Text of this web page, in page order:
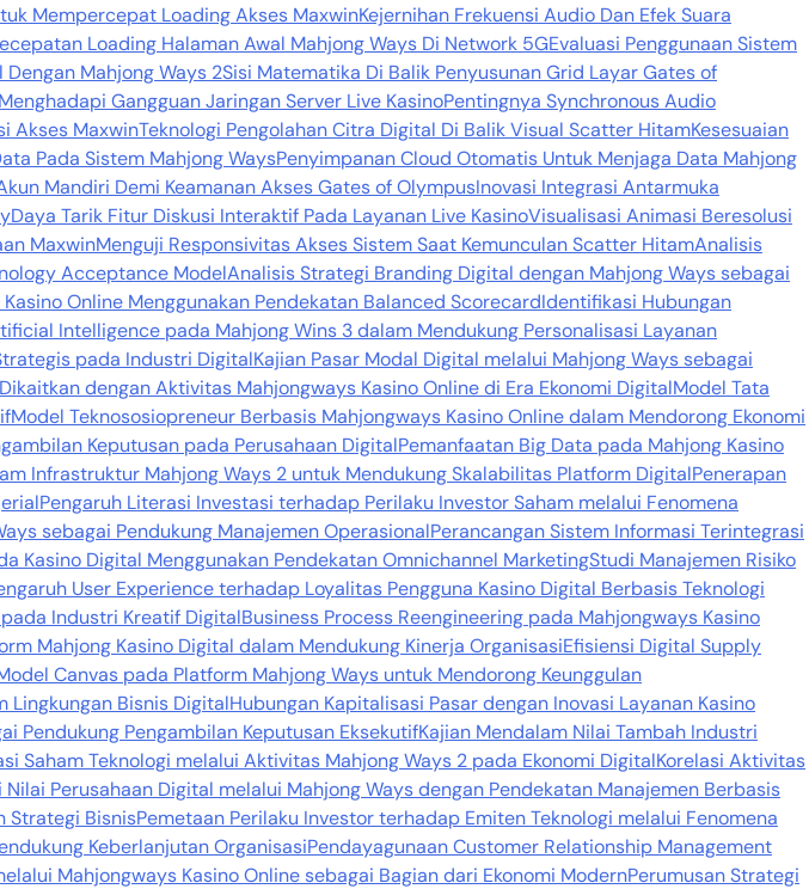
Mempercepat Loading Akses MaxwinKejernihan Frekuensi Audio Dan Efek Suara
Loading Halaman Awal Mahjong Ways Di Network 5GEvaluasi Penggunaan Sistem
Mahjong Ways 2Sisi Matematika Di Balik Penyusunan Grid Layar Gates of
Gangguan Jaringan Server Live KasinoPentingnya Synchronous Audio
Akses MaxwinTeknologi Pengolahan Citra Digital Di Balik Visual Scatter HitamKesesuaian
Pada Sistem Mahjong WaysPenyimpanan Cloud Otomatis Untuk Menjaga Data Mahjong
Mandiri Demi Keamanan Akses Gates of OlympusInovasi Integrasi Antarmuka
Daya Tarik Fitur Diskusi Interaktif Pada Layanan Live KasinoVisualisasi Animasi Beresolusi
MaxwinMenguji Responsivitas Akses Sistem Saat Kemunculan Scatter HitamAnalisis
Acceptance ModelAnalisis Strategi Branding Digital dengan Mahjong Ways sebagai
Online Menggunakan Pendekatan Balanced ScorecardIdentifikasi Hubungan
Intelligence pada Mahjong Wins 3 dalam Mendukung Personalisasi Layanan
pada Industri DigitalKajian Pasar Modal Digital melalui Mahjong Ways sebagai
dengan Aktivitas Mahjongways Kasino Online di Era Ekonomi DigitalModel Tata
Model Teknososiopreneur Berbasis Mahjongways Kasino Online dalam Mendorong Ekonomi
Keputusan pada Perusahaan DigitalPemanfaatan Big Data pada Mahjong Kasino
Infrastruktur Mahjong Ways 2 untuk Mendukung Skalabilitas Platform DigitalPenerapan
Pengaruh Literasi Investasi terhadap Perilaku Investor Saham melalui Fenomena
sebagai Pendukung Manajemen OperasionalPerancangan Sistem Informasi Terintegrasi
Kasino Digital Menggunakan Pendekatan Omnichannel MarketingStudi Manajemen Risiko
User Experience terhadap Loyalitas Pengguna Kasino Digital Berbasis Teknologi
Industri Kreatif DigitalBusiness Process Reengineering pada Mahjongways Kasino
Mahjong Kasino Digital dalam Mendukung Kinerja OrganisasiEfisiensi Digital Supply
Canvas pada Platform Mahjong Ways untuk Mendorong Keunggulan
Lingkungan Bisnis DigitalHubungan Kapitalisasi Pasar dengan Inovasi Layanan Kasino
Pendukung Pengambilan Keputusan EksekutifKajian Mendalam Nilai Tambah Industri
Saham Teknologi melalui Aktivitas Mahjong Ways 2 pada Ekonomi DigitalKorelasi Aktivitas
Perusahaan Digital melalui Mahjong Ways dengan Pendekatan Manajemen Berbasis
Strategi BisnisPemetaan Perilaku Investor terhadap Emiten Teknologi melalui Fenomena
Keberlanjutan OrganisasiPendayagunaan Customer Relationship Management
Mahjongways Kasino Online sebagai Bagian dari Ekonomi ModernPerumusan Strategi